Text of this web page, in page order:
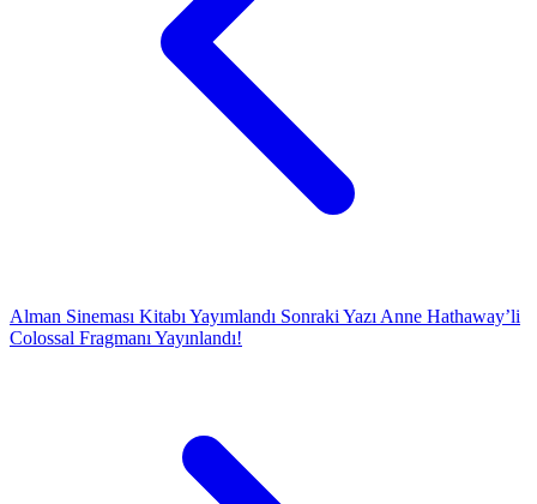
Alman Sineması Kitabı Yayımlandı Sonraki Yazı Anne Hathaway’li
Colossal Fragmanı Yayınlandı!